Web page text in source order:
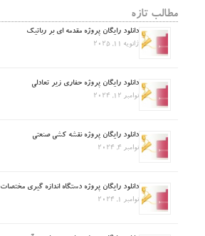
مطالب تازه
دانلود رایگان پروژه مقدمه ای بر رباتیک
ژانویه 11, 2025
دانلود رایگان پروژه حفاری زیر تعادلی
نوامبر 12, 2024
دانلود رایگان پروژه نقشه کشی صنعتی
نوامبر 4, 2024
دانلود رایگان پروژه دستگاه اندازه گیری مختصات CMM
نوامبر 1, 2024